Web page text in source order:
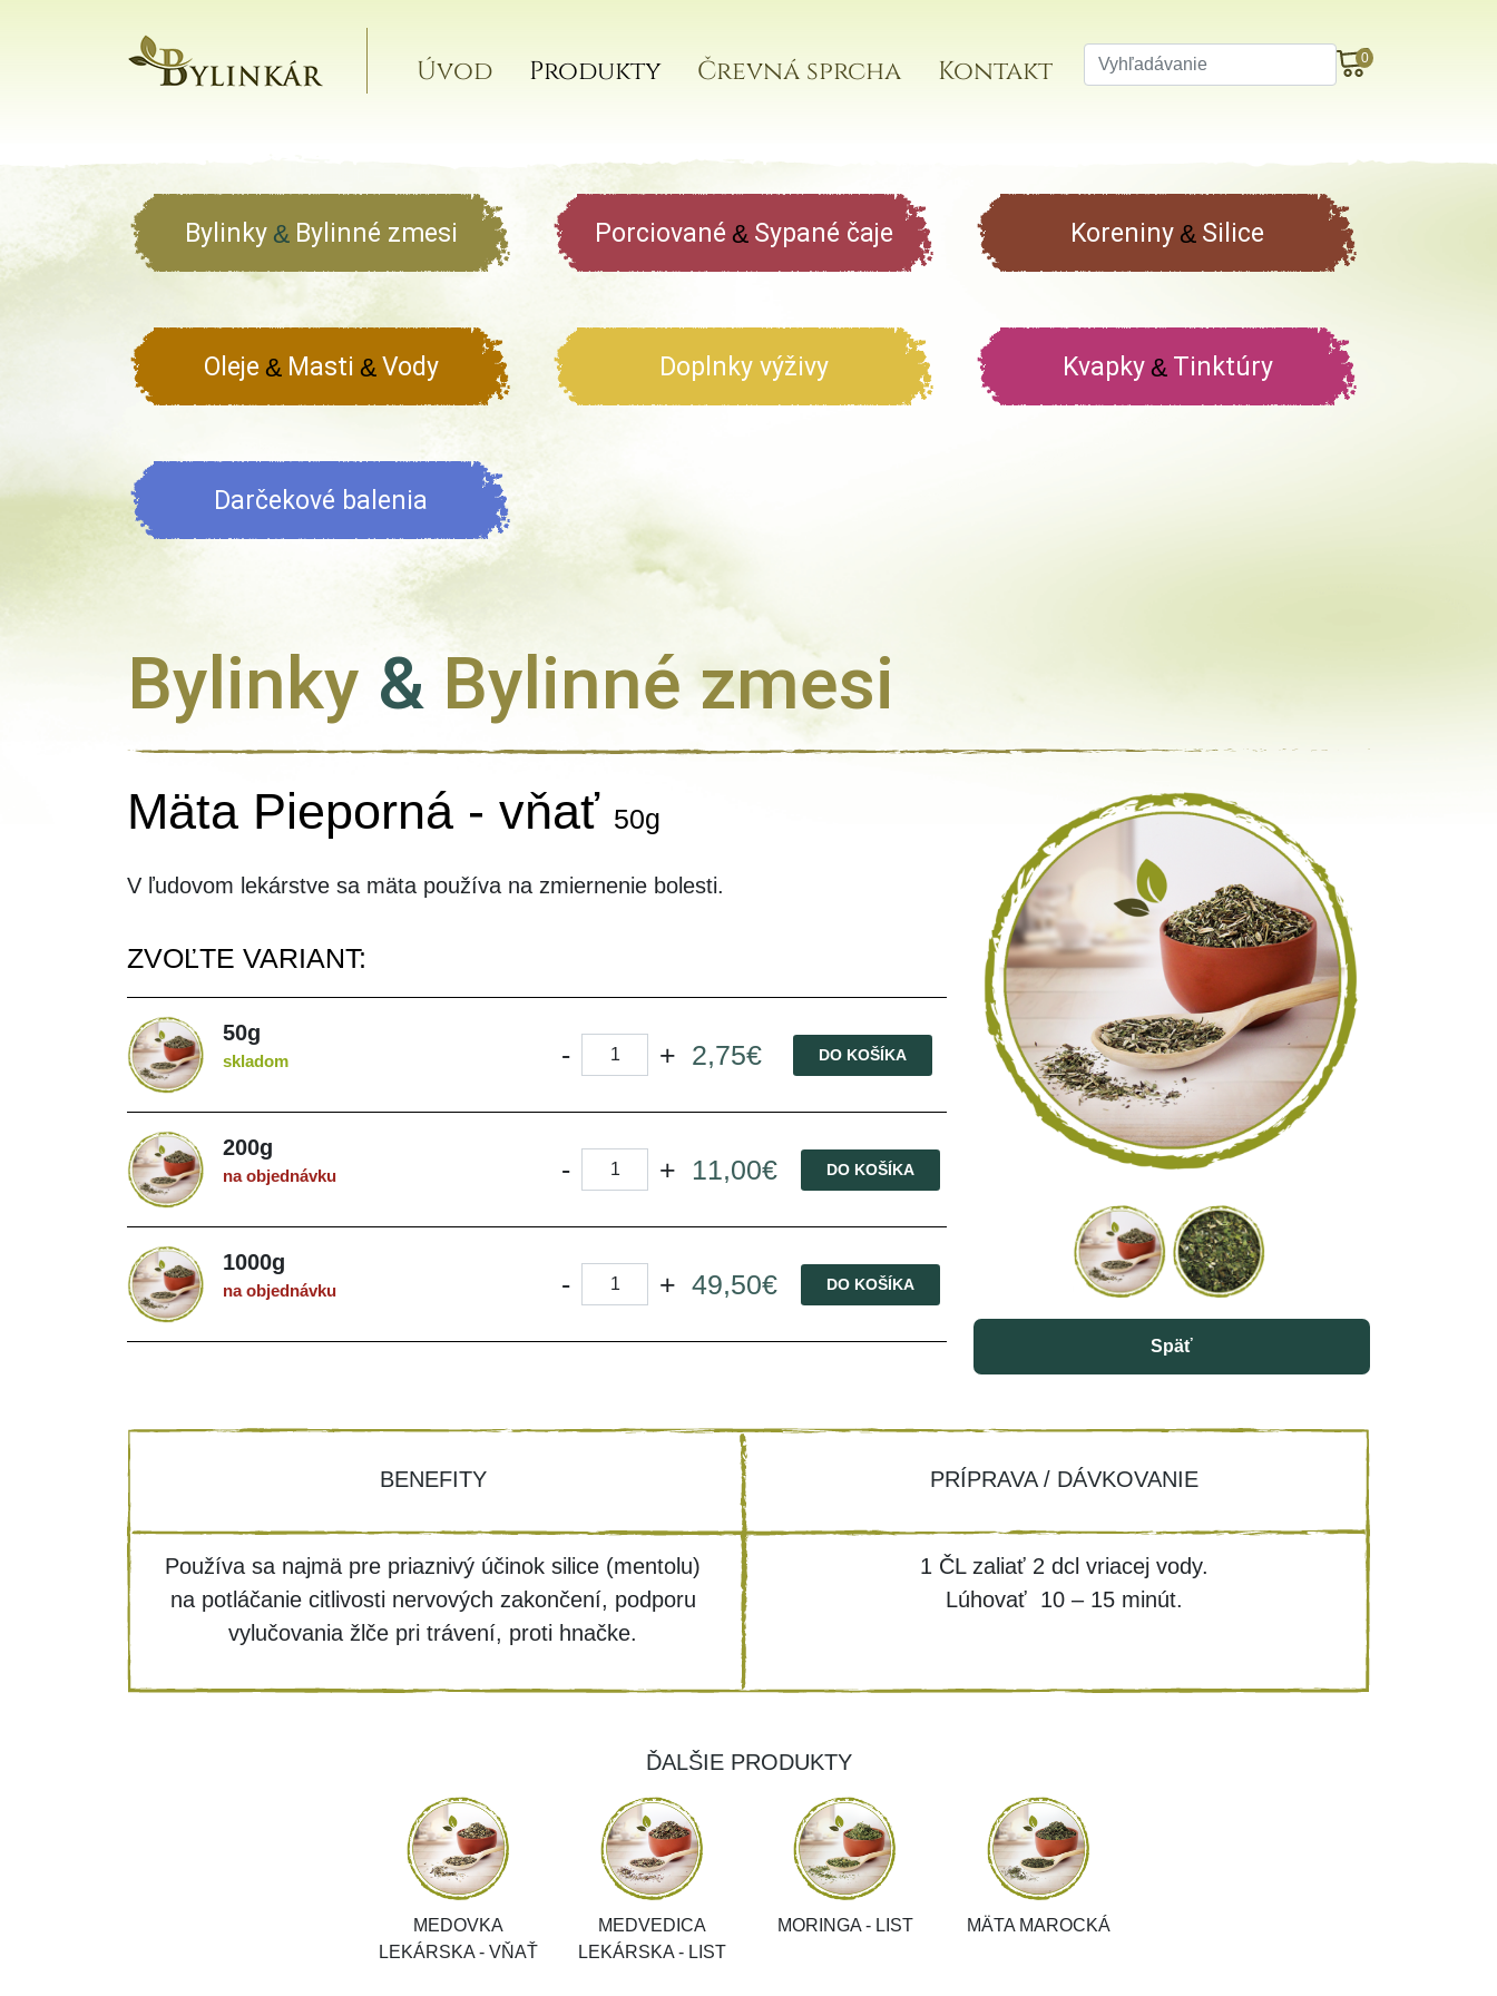
Úvod Produkty Črevná sprcha Kontakt 0
Bylinky & Bylinné zmesi Porciované & Sypané čaje Koreniny & Silice
Oleje & Masti & Vody Doplnky výživy Kvapky & Tinktúry
Darčekové balenia
Bylinky & Bylinné zmesi
Mäta Pieporná - vňať 50g
V ľudovom lekárstve sa mäta používa na zmiernenie bolesti.
ZVOĽTE VARIANT:
50g
skladom - + 2,75€ DO KOŠÍKA
200g
na objednávku - + 11,00€ DO KOŠÍKA
1000g
na objednávku - + 49,50€ DO KOŠÍKA
Späť
BENEFITY PRÍPRAVA / DÁVKOVANIE
Používa sa najmä pre priaznivý účinok silice (mentolu)
na potláčanie citlivosti nervových zakončení, podporu
vylučovania žlče pri trávení, proti hnačke.
1 ČL zaliať 2 dcl vriacej vody.
Lúhovať 10 – 15 minút.
ĎALŠIE PRODUKTY
MEDOVKA
LEKÁRSKA - VŇAŤ
MEDVEDICA
LEKÁRSKA - LIST
MORINGA - LIST MÄTA MAROCKÁ